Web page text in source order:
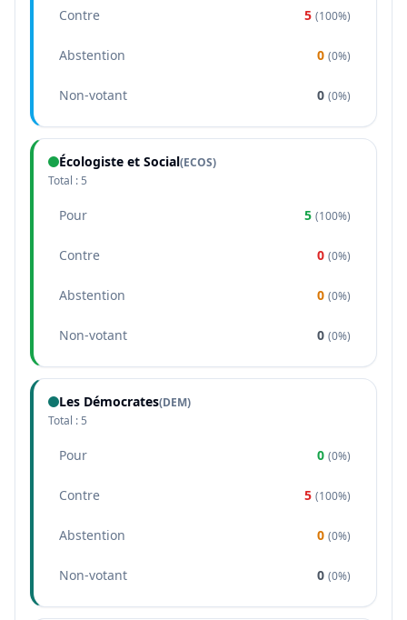
Contre 5 (100%)
Abstention 0 (0%)
Non-votant 0 (0%)
Écologiste et Social(ECOS)
Total : 5
Pour 5 (100%)
Contre 0 (0%)
Abstention 0 (0%)
Non-votant 0 (0%)
Les Démocrates(DEM)
Total : 5
Pour 0 (0%)
Contre 5 (100%)
Abstention 0 (0%)
Non-votant 0 (0%)